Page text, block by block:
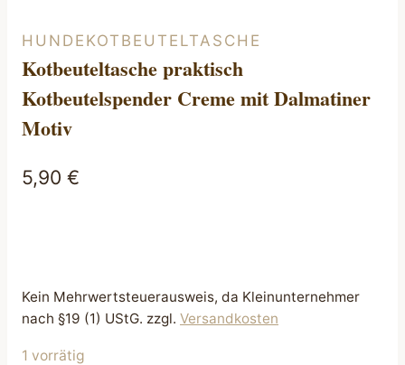
HUNDEKOTBEUTELTASCHE
Kotbeuteltasche praktisch
Kotbeutelspender Creme mit Dalmatiner
Motiv
5,90 €
Kein Mehrwertsteuerausweis, da Kleinunternehmer
nach §19 (1) UStG. zzgl. Versandkosten
1 vorrätig